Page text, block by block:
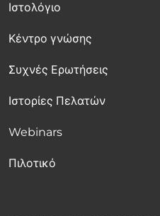
Ιστολόγιο
Κέντρο γνώσης
Συχνές Ερωτήσεις
Ιστορίες Πελατών
Webinars
Πιλοτικό